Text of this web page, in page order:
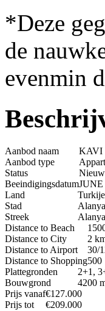
*Deze
de
evenmin
Aanbod naam
KAVI
Aanbod type
Status
BeeindigingsdatumJUNE
Land
Turkije
Stad
Alanya
Streek
Distance to Beach
Distance to City
2
Distance to Airport
30/
Distance to Shopping500
Plattegronden
2+1,
Bouwgrond
4200
Prijs vanaf€127.000
Prijs tot
€209.000